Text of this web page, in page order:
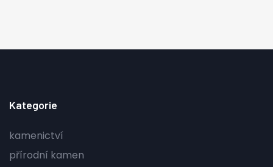
Kategorie
kamenictví
přírodní kamen